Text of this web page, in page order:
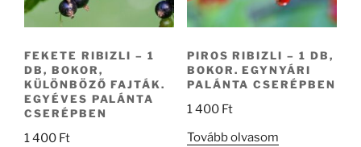
FEKETE RIBIZLI – 1
DB, BOKOR,
KÜLÖNBÖZŐ FAJTÁK.
EGYÉVES PALÁNTA
CSERÉPBEN
1 400 Ft
PIROS RIBIZLI – 1 DB,
BOKOR. EGYNYÁRI
PALÁNTA CSERÉPBEN
1 400 Ft
Tovább olvasom